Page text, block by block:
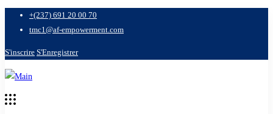
+(237) 691 20 00 70
tmc1@af-empowerment.com
S'inscrire S'Enregistrer